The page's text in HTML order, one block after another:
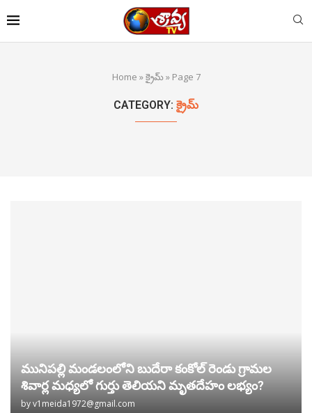
Home »క్రైమ్» Page 7
CATEGORY: క్రైమ్
మునిపల్లి మండలంలోని బుదేరా కంకోల్ రెండు గ్రామల
శివార్ల మధ్యలో గుర్తు తెలియని మృతదేహం లభ్యం?
byv1meida1972@gmail.com